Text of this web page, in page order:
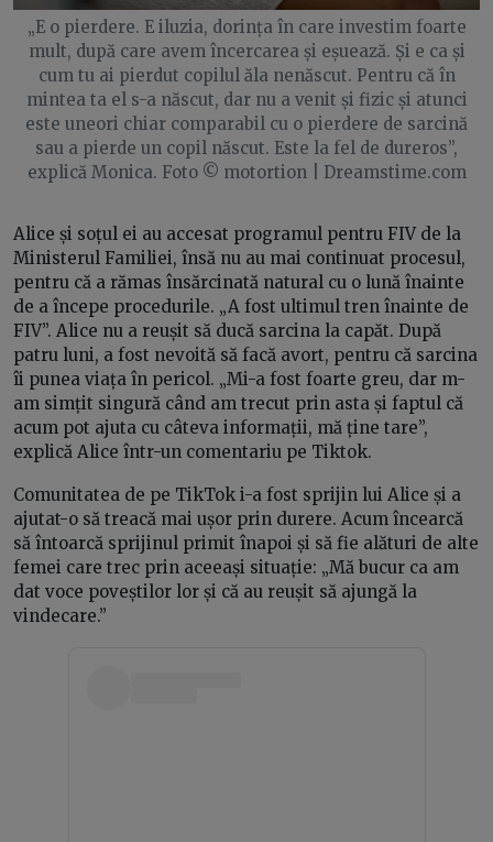
„E o pierdere. E iluzia, dorința în care investim foarte
mult, după care avem încercarea și eșuează. Și e ca și
cum tu ai pierdut copilul ăla nenăscut. Pentru că în
mintea ta el s-a născut, dar nu a venit și fizic și atunci
este uneori chiar comparabil cu o pierdere de sarcină
sau a pierde un copil născut. Este la fel de dureros”,
explică Monica. Foto © motortion | Dreamstime.com
Alice și soțul ei au accesat programul pentru FIV de la
Ministerul Familiei, însă nu au mai continuat procesul,
pentru că a rămas însărcinată natural cu o lună înainte
de a începe procedurile. „A fost ultimul tren înainte de
FIV”. Alice nu a reușit să ducă sarcina la capăt. După
patru luni, a fost nevoită să facă avort, pentru că sarcina
îi punea viața în pericol. „Mi-a fost foarte greu, dar m-
am simțit singură când am trecut prin asta și faptul că
acum pot ajuta cu câteva informații, mă ține tare”,
explică Alice într-un comentariu pe Tiktok.
Comunitatea de pe TikTok i-a fost sprijin lui Alice și a
ajutat-o să treacă mai ușor prin durere. Acum încearcă
să întoarcă sprijinul primit înapoi și să fie alături de alte
femei care trec prin aceeași situație: „Mă bucur ca am
dat voce poveștilor lor și că au reușit să ajungă la
vindecare.”